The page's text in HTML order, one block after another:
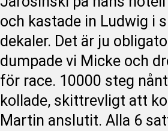
och kastade in Ludwig i
dekaler. Det är ju
dumpade vi Micke och
för race. 10000 steg
kollade, skittrevligt att
Martin anslutit. Alla 6